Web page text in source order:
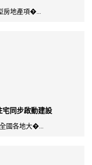
房地產項�...
宅同步啟動建設
國各地大�...